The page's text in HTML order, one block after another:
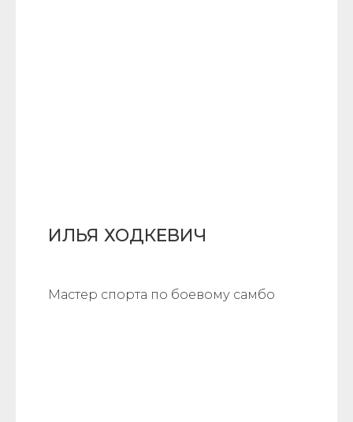
ИЛЬЯ ХОДКЕВИЧ
Мастер спорта по боевому самбо